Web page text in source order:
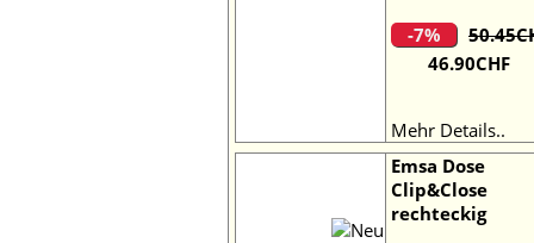
-7%
46.90CHF
Mehr Details..
Emsa Dose
Clip&Close
rechteckig